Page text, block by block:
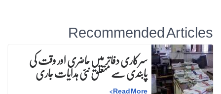
سرکاری دفاتر میں حاضری اور وقت کی
پابندی سے متعلق نئی ہدایات جاری
Read More
>